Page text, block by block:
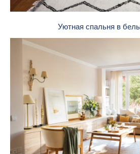
Уютная спальня в